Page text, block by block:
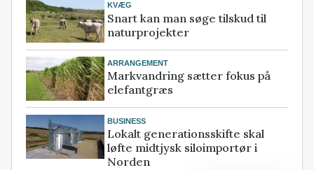
KVÆG
Snart kan man søge tilskud til
naturprojekter
ARRANGEMENT
Markvandring sætter fokus på
elefantgræs
BUSINESS
Lokalt generationsskifte skal
løfte midtjysk siloimportør i
Norden